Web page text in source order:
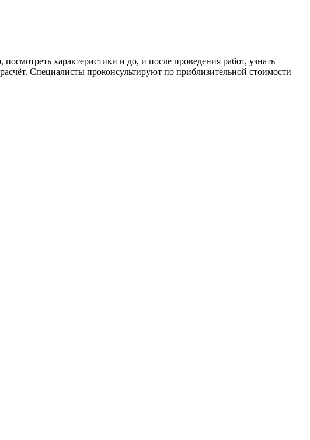
характеристики и до, и после проведения работ, узнать
Специалисты проконсультируют по приблизительной стоимости